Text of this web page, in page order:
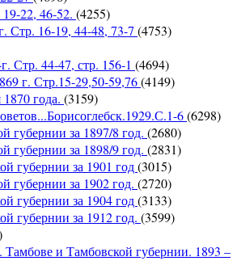
22, 46-52. (4255)
Стр. 16-19, 44-48, 73-7 (4753)
Стр. 44-47, стр. 156-1 (4694)
г. Стр.15-29,50-59,76(4149)
года. (3159)
6(6298)
губернии за 1897/8 год. (2680)
губернии за 1898/9 год. (2831)
губернии за 1901 год(3015)
губернии за 1902 год. (2720)
губернии за 1904 год(3133)
губернии за 1912 год. (3599)
Тамбове и Тамбовской губернии. 1893 –